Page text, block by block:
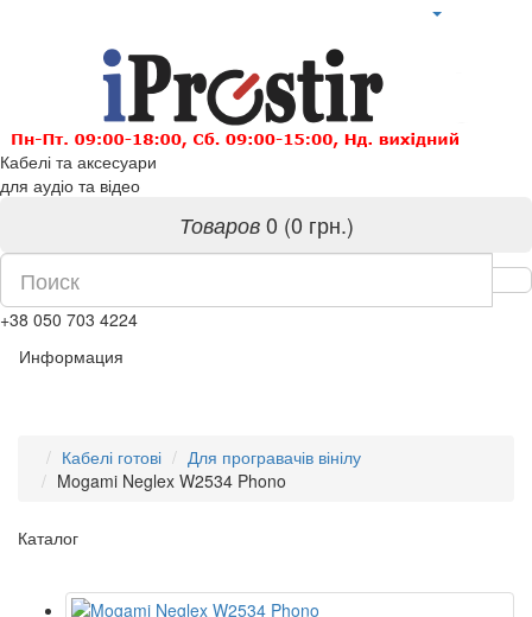
Кабелі та аксесуари
для аудіо та відео
Товаров0 (0 грн.)
+38 050 703 4224
Информация
Кабелі готові
Для програвачів вінілу
Mogami Neglex W2534 Phono
Каталог